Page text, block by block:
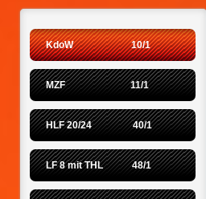
KdoW                        10/1
MZF                           11/1
HLF 20/24                 40/1
LF 8 mit THL            48/1